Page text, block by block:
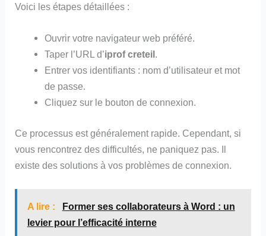
Voici les étapes détaillées :
Ouvrir votre navigateur web préféré.
Taper l’URL d’iprof creteil.
Entrer vos identifiants : nom d’utilisateur et mot
de passe.
Cliquez sur le bouton de connexion.
Ce processus est généralement rapide. Cependant, si
vous rencontrez des difficultés, ne paniquez pas. Il
existe des solutions à vos problèmes de connexion.
A lire :
Former ses collaborateurs à Word : un
levier pour l’efficacité interne